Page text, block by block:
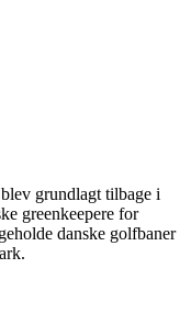
grundlagt tilbage i
greenkeepere for
danske golfbaner